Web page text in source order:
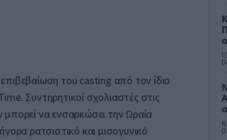
του casting από τον ίδιο
Συντηρητικοί σχολιαστές στις
να ενσαρκώσει την Ωραία
ρατσιστικό και μισογυνικό